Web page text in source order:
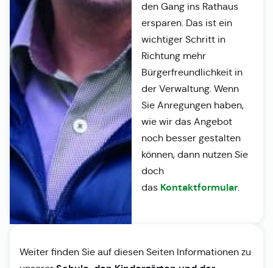
den Gang ins Rathaus
ersparen. Das ist ein
wichtiger Schritt in
Richtung mehr
Bürgerfreundlichkeit in
der Verwaltung. Wenn
Sie Anregungen haben,
wie wir das Angebot
noch besser gestalten
können, dann nutzen Sie
doch
das Kontaktformular.
Weiter finden Sie auf diesen Seiten Informationen zu